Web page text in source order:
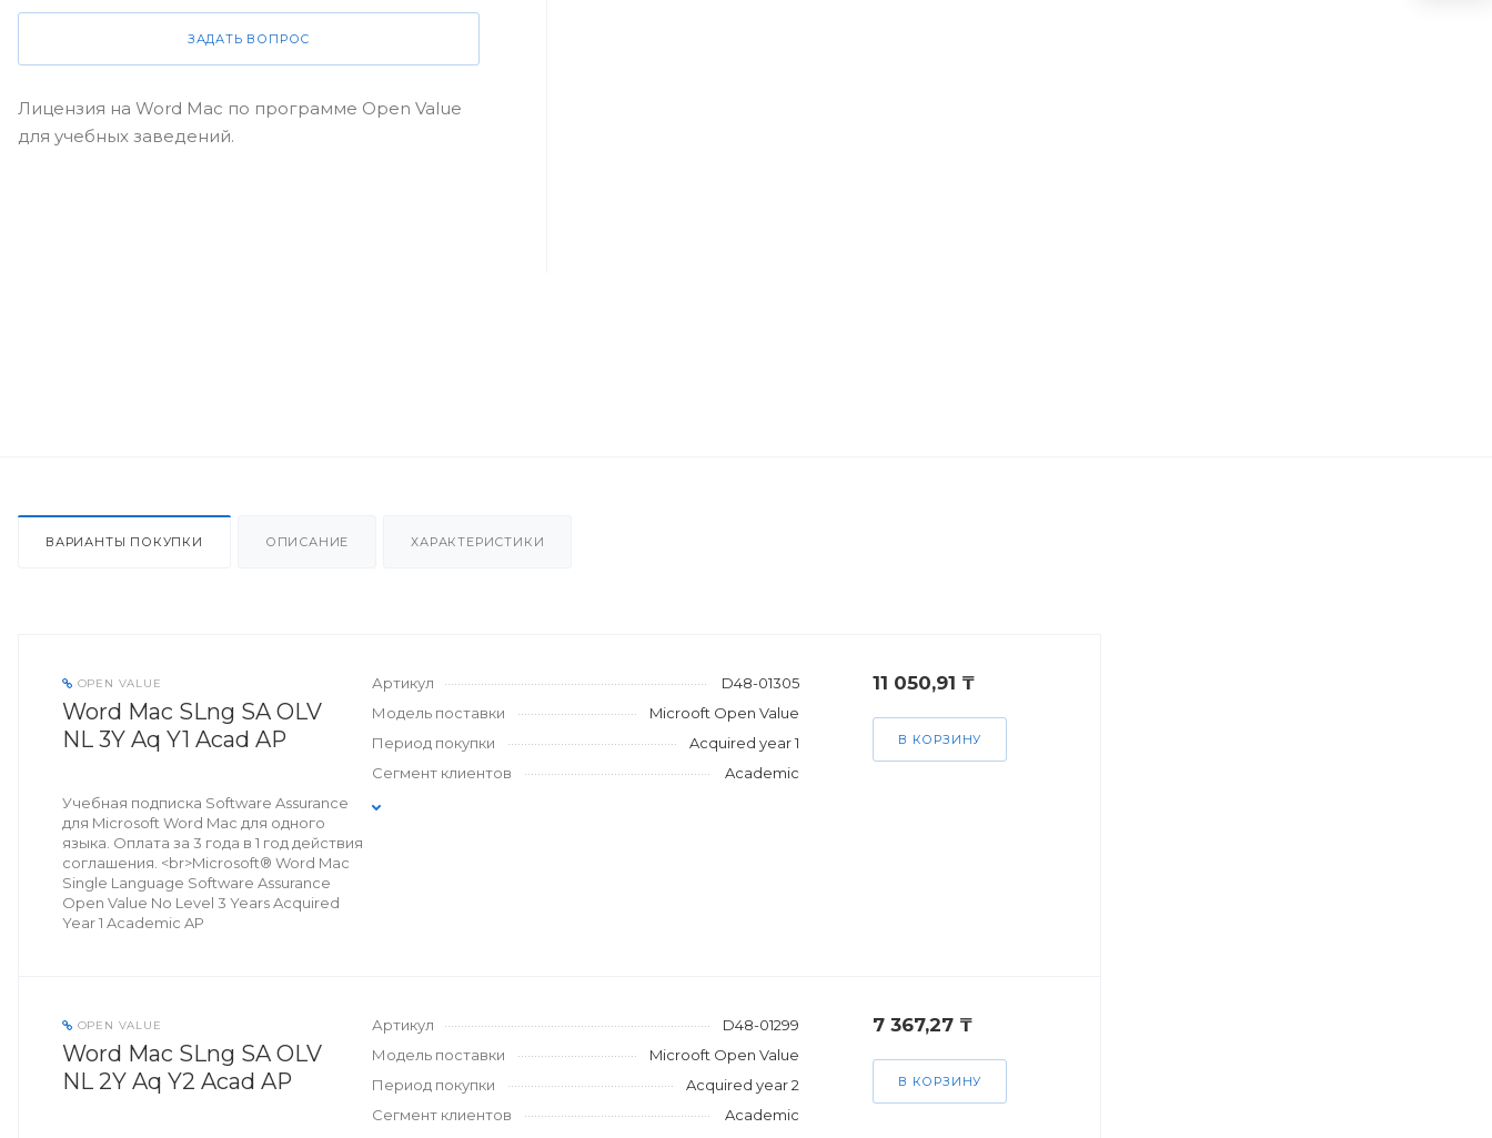
ЗАДАТЬ ВОПРОС
Лицензия на Word Mac по программе Open Value
для учебных заведений.
ВАРИАНТЫ ПОКУПКИ ОПИСАНИЕ ХАРАКТЕРИСТИКИ
OPEN VALUE
Word Mac SLng SA OLV
NL 3Y Aq Y1 Acad AP
Учебная подписка Software Assurance
для Microsoft Word Mac для одного
языка. Оплата за 3 года в 1 год действия
соглашения. <br>Microsoft® Word Mac
Single Language Software Assurance
Open Value No Level 3 Years Acquired
Year 1 Academic AP
Артикул
D48-01305
Модель поставки
Microoft Open Value
Период покупки
Acquired year 1
Сегмент клиентов
Academic
11 050,91 ₸
В КОРЗИНУ
OPEN VALUE
Word Mac SLng SA OLV
NL 2Y Aq Y2 Acad AP
Артикул
D48-01299
Модель поставки
Microoft Open Value
Период покупки
Acquired year 2
Сегмент клиентов
Academic
7 367,27 ₸
В КОРЗИНУ